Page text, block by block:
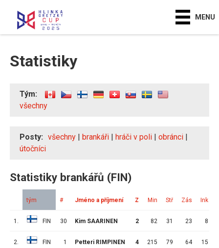
MENU
Statistiky
Tým:
všechny
Posty: všechny | brankáři | hráči v poli | obránci |
útočníci
Statistiky brankářů (FIN)
tým # Jméno a příjmení Z Min Stř Zás Ink
1. FIN 30 Kim SAARINEN 2 82 31 23 8
2. FIN 1 Petteri RIMPINEN 4 215 79 64 15